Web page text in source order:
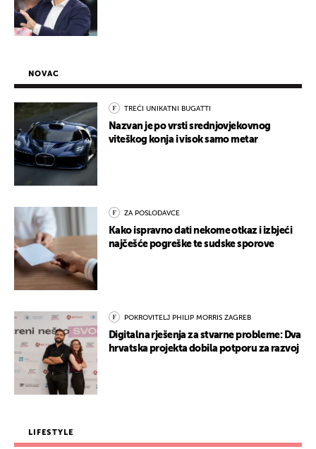
NOVAC
TREĆI UNIKATNI BUGATTI
Nazvan je po vrsti srednjovjekovnog
viteškog konja i visok samo metar
ZA POSLODAVCE
Kako ispravno dati nekome otkaz i izbjeći
najčešće pogreške te sudske sporove
POKROVITELJ PHILIP MORRIS ZAGREB
Digitalna rješenja za stvarne probleme: Dva
hrvatska projekta dobila potporu za razvoj
LIFESTYLE